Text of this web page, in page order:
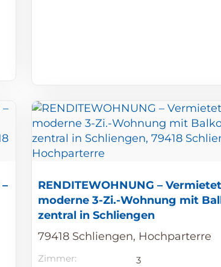
RENDITEWOHNUNG –
moderne 3-Zi.-Wohnung mit
zentral in Schliengen
79418 Schliengen, Hochparterre
Zimmer:
3